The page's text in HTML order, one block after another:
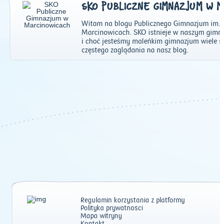
SKO PUBLICZNE GIMNAZJUM W
Witam na blogu Publicznego Gimnazjum
Marcinowicach. SKO istnieje w naszym
i choć jesteśmy maleńkim gimnazjum wiele
częstego zaglądania na nasz blog.
2011| 2012|
Regulamin korzystania z platformy
Polityka prywatności
Mapa witryny